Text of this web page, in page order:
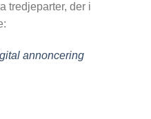
tredjeparter, der i
annoncering